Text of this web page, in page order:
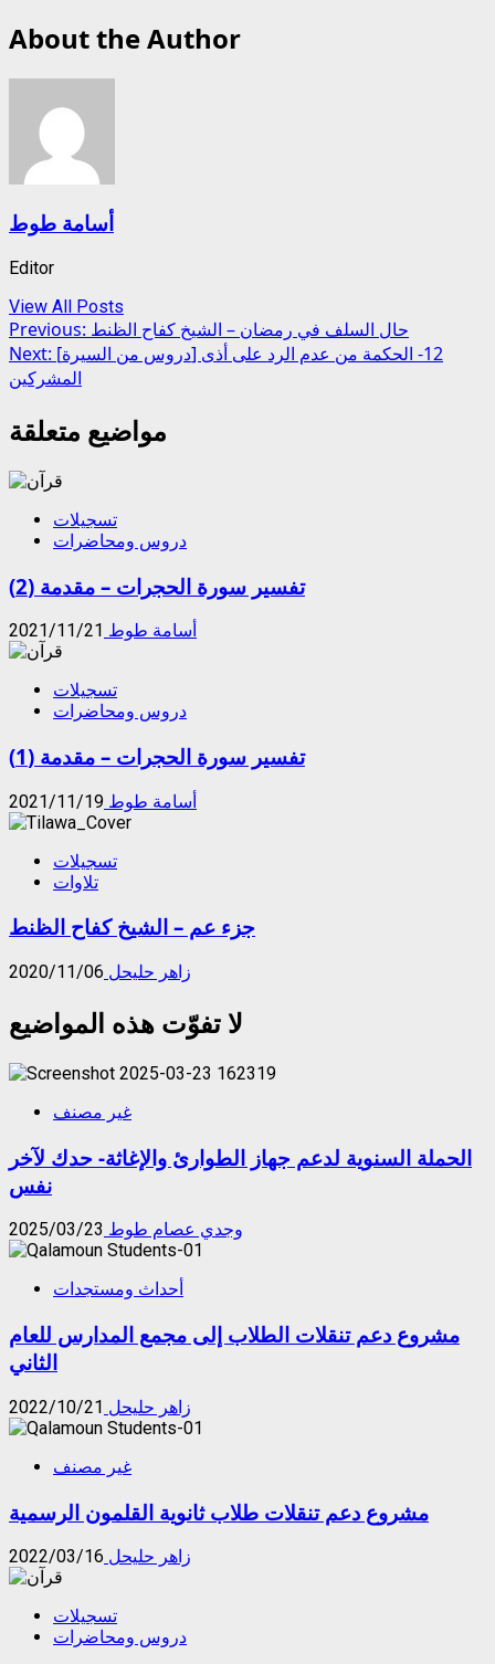
About the Author
أسامة طوط
Editor
View All Posts
Post
navigation
Previous: حال السلف في رمضان – الشيخ كفاح الظنط
Next: [دروس من السيرة] 12- الحكمة من عدم الرد على أذى
المشركين
مواضيع متعلقة
تسجيلات
دروس ومحاضرات
تفسير سورة الحجرات – مقدمة (2)
أسامة طوط 2021/11/21
تسجيلات
دروس ومحاضرات
تفسير سورة الحجرات – مقدمة (1)
أسامة طوط 2021/11/19
تسجيلات
تلاوات
جزء عم – الشيخ كفاح الظنط
زاهر حليحل 2020/11/06
لا تفوّت هذه المواضيع
غير مصنف
الحملة السنوية لدعم جهاز الطوارئ والإغاثة- حدك لآخر
نفس
وجدي عصام طوط 2025/03/23
أحداث ومستجدات
مشروع دعم تنقلات الطلاب إلى مجمع المدارس للعام
الثاني
زاهر حليحل 2022/10/21
غير مصنف
مشروع دعم تنقلات طلاب ثانوية القلمون الرسمية
زاهر حليحل 2022/03/16
تسجيلات
دروس ومحاضرات